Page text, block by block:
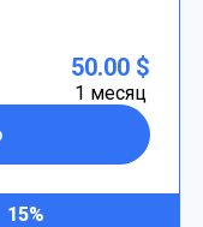
50.00 $
1 месяц
15%